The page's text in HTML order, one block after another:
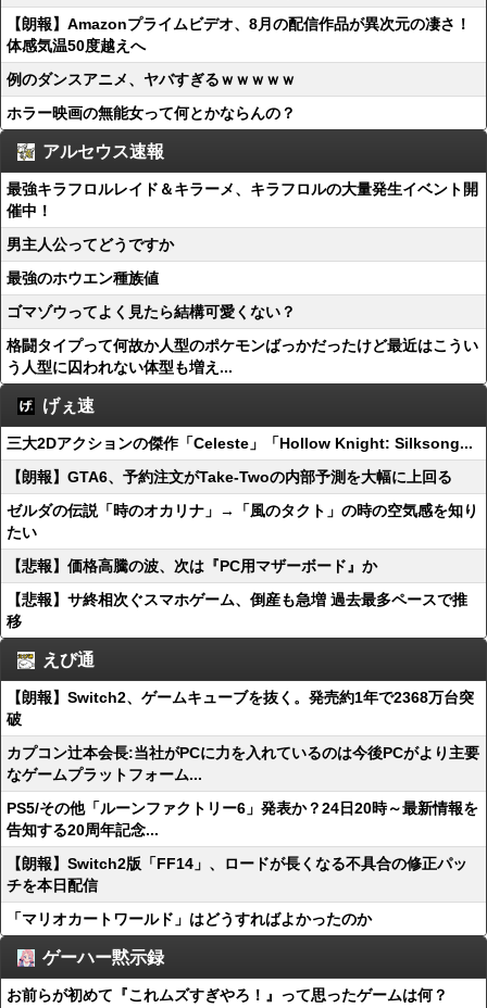
【朗報】Amazonプライムビデオ、8月の配信作品が異次元の凄さ！
体感気温50度越えへ
例のダンスアニメ、ヤバすぎるｗｗｗｗｗ
ホラー映画の無能女って何とかならんの？
アルセウス速報
最強キラフロルレイド＆キラーメ、キラフロルの大量発生イベント開
催中！
男主人公ってどうですか
最強のホウエン種族値
ゴマゾウってよく見たら結構可愛くない？
格闘タイプって何故か人型のポケモンばっかだったけど最近はこうい
う人型に囚われない体型も増え...
げぇ速
三大2Dアクションの傑作「Celeste」「Hollow Knight: Silksong...
【朗報】GTA6、予約注文がTake-Twoの内部予測を大幅に上回る
ゼルダの伝説「時のオカリナ」→「風のタクト」の時の空気感を知り
たい
【悲報】価格高騰の波、次は『PC用マザーボード』か
【悲報】サ終相次ぐスマホゲーム、倒産も急増 過去最多ペースで推
移
えび通
【朗報】Switch2、ゲームキューブを抜く。発売約1年で2368万台突
破
カプコン辻本会長:当社がPCに力を入れているのは今後PCがより主要
なゲームプラットフォーム...
PS5/その他「ルーンファクトリー6」発表か？24日20時～最新情報を
告知する20周年記念...
【朗報】Switch2版「FF14」、ロードが長くなる不具合の修正パッ
チを本日配信
「マリオカートワールド」はどうすればよかったのか
ゲーハー黙示録
お前らが初めて『これムズすぎやろ！』って思ったゲームは何？